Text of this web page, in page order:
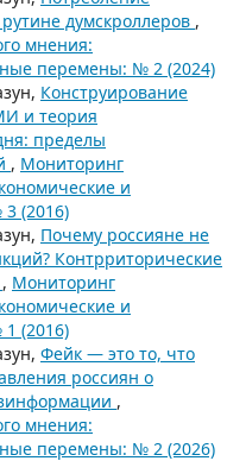
думскроллеров ,
мнения:
перемены: № 2 (2024)
Конструирование
и теория
пределы
, Мониторинг
и
(2016)
Почему россияне не
Контрриторические
, Мониторинг
и
(2016)
Фейк — это то, что
россиян о
,
мнения:
перемены: № 2 (2026)